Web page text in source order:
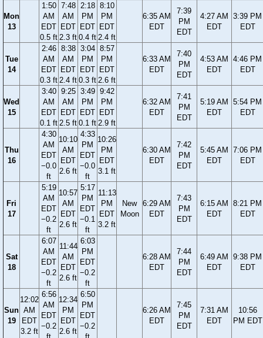
Mon
13
1:50
AM
EDT
0.5 ft
7:48
AM
EDT
2.3 ft
2:18
PM
EDT
0.4 ft
8:10
PM
EDT
2.4 ft
6:35 AM
EDT
7:39
PM
EDT
4:27 AM
EDT
3:39 PM
EDT
Tue
14
2:46
AM
EDT
0.3 ft
8:38
AM
EDT
2.4 ft
3:04
PM
EDT
0.3 ft
8:57
PM
EDT
2.6 ft
6:33 AM
EDT
7:40
PM
EDT
4:53 AM
EDT
4:46 PM
EDT
Wed
15
3:40
AM
EDT
0.1 ft
9:25
AM
EDT
2.5 ft
3:49
PM
EDT
0.1 ft
9:42
PM
EDT
2.9 ft
6:32 AM
EDT
7:41
PM
EDT
5:19 AM
EDT
5:54 PM
EDT
Thu
16
4:30
AM
EDT
−0.0
ft
10:10
AM
EDT
2.6 ft
4:33
PM
EDT
−0.0
ft
10:26
PM
EDT
3.1 ft
6:30 AM
EDT
7:42
PM
EDT
5:45 AM
EDT
7:06 PM
EDT
Fri
17
5:19
AM
EDT
−0.2
ft
10:57
AM
EDT
2.6 ft
5:17
PM
EDT
−0.1
ft
11:13
PM
EDT
3.2 ft
New
Moon
6:29 AM
EDT
7:43
PM
EDT
6:15 AM
EDT
8:21 PM
EDT
Sat
18
6:07
AM
EDT
−0.2
ft
11:44
AM
EDT
2.6 ft
6:03
PM
EDT
−0.2
ft
6:28 AM
EDT
7:44
PM
EDT
6:49 AM
EDT
9:38 PM
EDT
Sun
19
12:02
AM
EDT
3.2 ft
6:56
AM
EDT
−0.2
12:34
PM
EDT
2.6 ft
6:50
PM
EDT
−0.2
6:26 AM
EDT
7:45
PM
EDT
7:31 AM
EDT
10:56
PM EDT